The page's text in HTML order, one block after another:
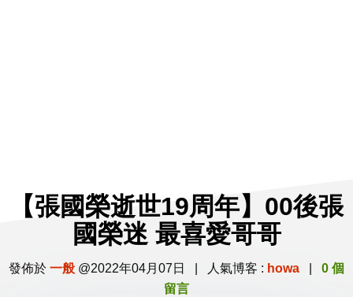
【張國榮逝世19周年】00後張
國榮迷 最喜愛哥哥
發佈於 一般 @2022年04月07日 | 人氣博客 : howa
0 個
留言